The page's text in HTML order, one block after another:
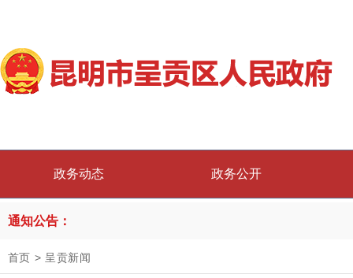
政务动态 政务公开
通知公告：
首页 > 呈贡新闻